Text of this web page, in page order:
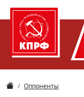
Оппоненты